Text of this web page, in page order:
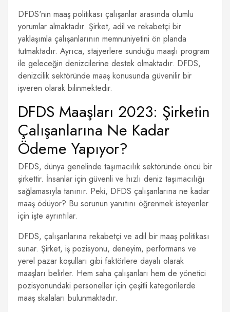
DFDS'nin maaş politikası çalışanlar arasında olumlu
yorumlar almaktadır. Şirket, adil ve rekabetçi bir
yaklaşımla çalışanlarının memnuniyetini ön planda
tutmaktadır. Ayrıca, stajyerlere sunduğu maaşlı program
ile geleceğin denizcilerine destek olmaktadır. DFDS,
denizcilik sektöründe maaş konusunda güvenilir bir
işveren olarak bilinmektedir.
DFDS Maaşları 2023: Şirketin
Çalışanlarına Ne Kadar
Ödeme Yapıyor?
DFDS, dünya genelinde taşımacılık sektöründe öncü bir
şirkettir. İnsanlar için güvenli ve hızlı deniz taşımacılığı
sağlamasıyla tanınır. Peki, DFDS çalışanlarına ne kadar
maaş ödüyor? Bu sorunun yanıtını öğrenmek isteyenler
için işte ayrıntılar.
DFDS, çalışanlarına rekabetçi ve adil bir maaş politikası
sunar. Şirket, iş pozisyonu, deneyim, performans ve
yerel pazar koşulları gibi faktörlere dayalı olarak
maaşları belirler. Hem saha çalışanları hem de yönetici
pozisyonundaki personeller için çeşitli kategorilerde
maaş skalaları bulunmaktadır.